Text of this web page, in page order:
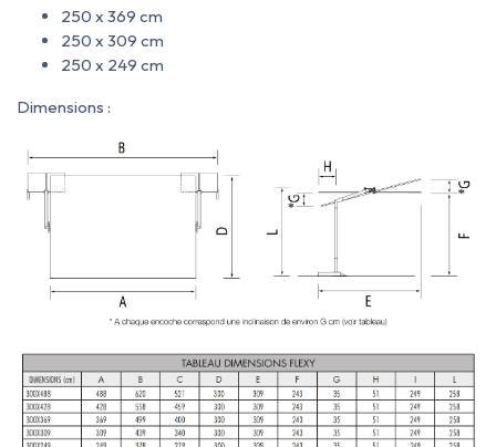
250 x 369 cm
250 x 309 cm
250 x 249 cm
Dimensions :